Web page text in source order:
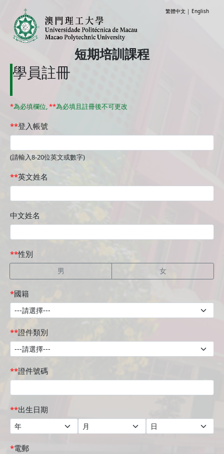
繁體中文 | English
短期培訓課程
學員註冊
*為必填欄位,**為必填且註冊後不可更改
登入帳號
(請輸入8-20位英文或數字)
英文姓名
中文姓名
性別
男 女
國籍
證件類別
證件號碼
出生日期
電郵